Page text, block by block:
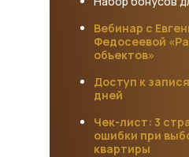
Вебинар с
Федосеевой
объектов»
Доступ к
дней
Чек-лист: 3
ошибки при
квартиры